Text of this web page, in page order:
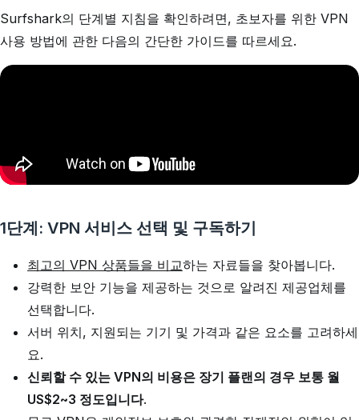
Surfshark의 단계별 지침을 확인하려면, 초보자를 위한 VPN
사용 방법에 관한 다음의 간단한 가이드를 따르세요.
1단계: VPN 서비스 선택 및 구독하기
최고의 VPN 상품들을 비교하는 자료들을 찾아봅니다.
강력한 보안 기능을 제공하는 것으로 알려진 제공업체를
선택합니다.
서버 위치, 지원되는 기기 및 가격과 같은 요소를 고려하세
요.
신뢰할 수 있는 VPN의 비용은 장기 플랜의 경우 보통 월
US$2~3 정도입니다.